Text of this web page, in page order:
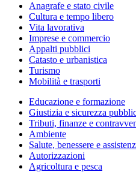
Anagrafe e stato civile
Cultura e tempo libero
Vita lavorativa
Imprese e commercio
Appalti pubblici
Catasto e urbanistica
Turismo
Mobilità e trasporti
Educazione e formazione
Giustizia e sicurezza
Tributi, finanze e
Ambiente
Salute, benessere e
Autorizzazioni
Agricoltura e pesca